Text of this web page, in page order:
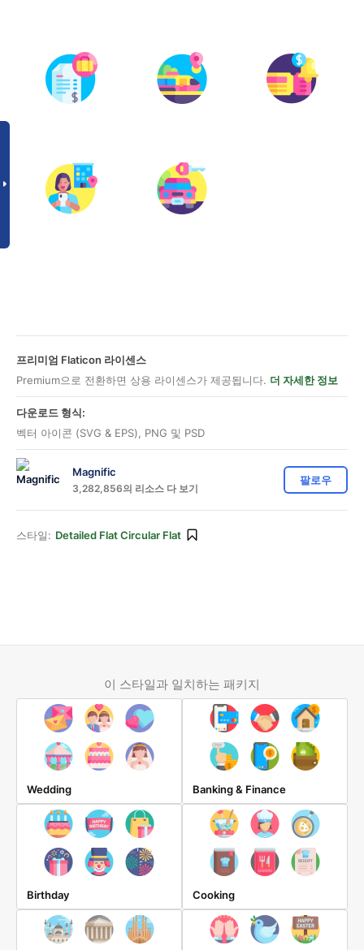
프리미엄 Flaticon 라이센스
Premium으로 전환하면 상용 라이센스가 제공됩니다. 더 자세한 정보
다운로드 형식:
벡터 아이콘 (SVG & EPS), PNG 및 PSD
Magnific
3,282,856의 리소스 다 보기
팔로우
스타일: Detailed Flat Circular Flat
이 스타일과 일치하는 패키지
Wedding Banking & Finance
Birthday Cooking